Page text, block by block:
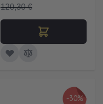
120,30 €
-30%